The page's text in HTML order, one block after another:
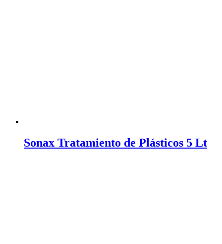
Sonax Tratamiento de Plásticos 5 Lt